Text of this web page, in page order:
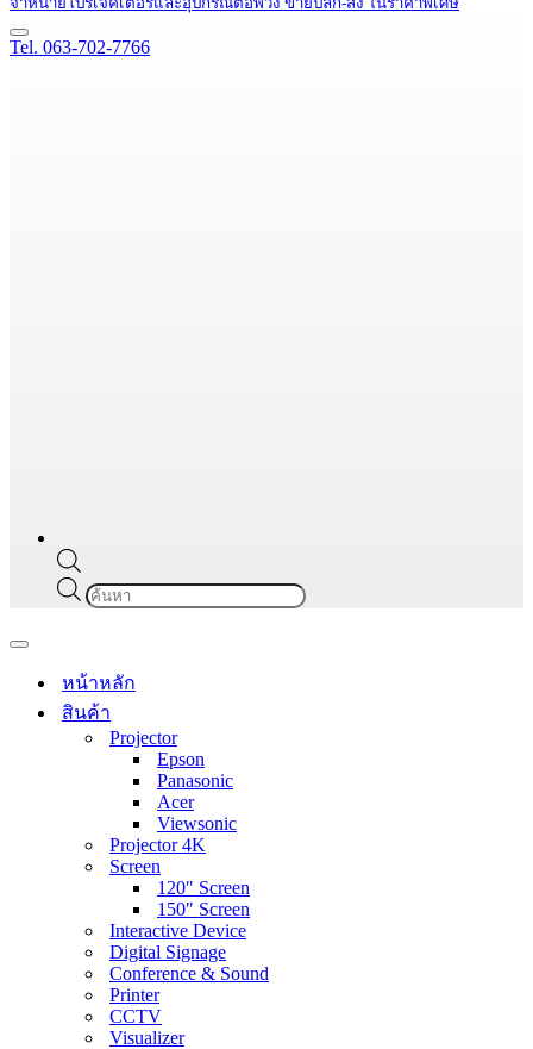
Navigation
Menu
Tel. 063-702-7766
Products
search
Navigation
หน้าหลัก
สินค้า
Projector
Epson
Panasonic
Acer
Viewsonic
Projector 4K
Screen
120″ Screen
150″ Screen
Interactive Device
Digital Signage
Conference & Sound
Printer
CCTV
Visualizer